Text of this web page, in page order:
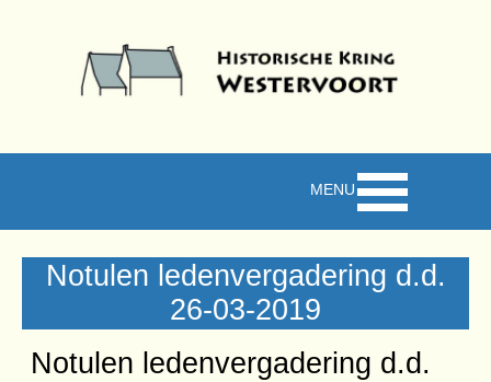
Notulen ledenvergadering d.d.
26-03-2019
Notulen ledenvergadering d.d.